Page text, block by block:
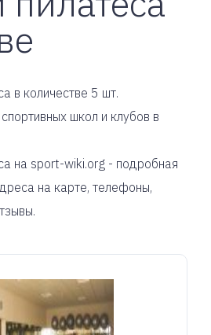
в количестве 5 шт.
школ и клубов в
на sport-wiki.org - подробная
на карте, телефоны,